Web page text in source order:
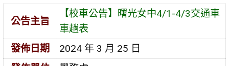
公告主旨
【校車公告】曙光女中4/1-4/3交通車
車趟表
發佈日期
2024 年 3 月 25 日